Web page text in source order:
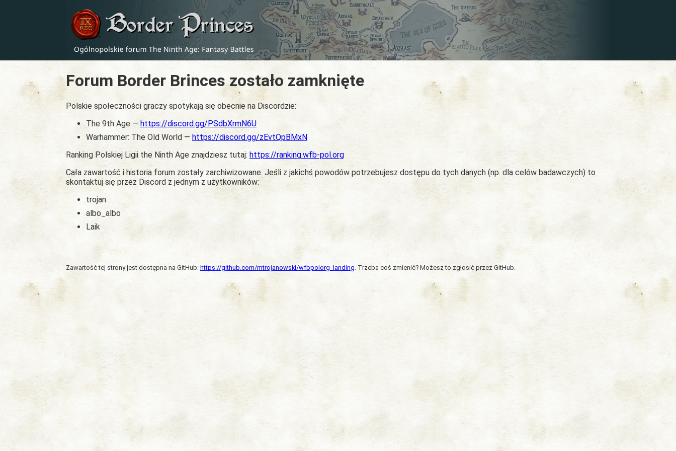
Forum Border Brinces zostało zamknięte
Polskie społeczności graczy spotykają się obecnie na Discordzie:
The 9th Age — https://discord.gg/PSdbXrmN6U
Warhammer: The Old World — https://discord.gg/zEvtQpBMxN
Ranking Polskiej Ligii the Ninth Age znajdziesz tutaj: https://ranking.wfb-pol.org
Cała zawartość i historia forum zostały zarchiwizowane. Jeśli z jakichś powodów potrzebujesz dostępu do tych danych (np. dla celów badawczych) to
skontaktuj się przez Discord z jednym z użytkowników:
trojan
albo_albo
Laik
Zawartość tej strony jest dostępna na GitHub: https://github.com/mtrojanowski/wfbpolorg_landing . Trzeba coś zmienić? Możesz to zgłosić przez GitHub.